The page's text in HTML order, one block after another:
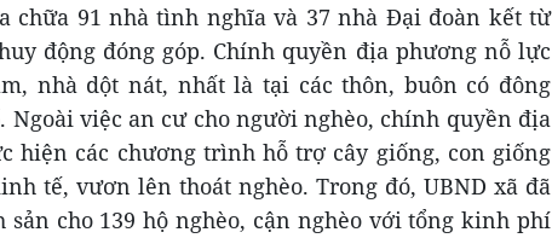
chữa 91 nhà tình nghĩa và 37 nhà Đại đoàn kết từ
động đóng góp. Chính quyền địa phương nỗ lực
nhà dột nát, nhất là tại các thôn, buôn có đông
Ngoài việc an cư cho người nghèo, chính quyền địa
hiện các chương trình hỗ trợ cây giống, con giống
tế, vươn lên thoát nghèo. Trong đó, UBND xã đã
sản cho 139 hộ nghèo, cận nghèo với tổng kinh phí